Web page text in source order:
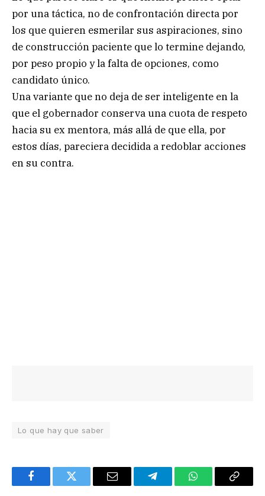
por una táctica, no de confrontación directa por
los que quieren esmerilar sus aspiraciones, sino
de construcción paciente que lo termine dejando,
por peso propio y la falta de opciones, como
candidato único.
Una variante que no deja de ser inteligente en la
que el gobernador conserva una cuota de respeto
hacia su ex mentora, más allá de que ella, por
estos días, pareciera decidida a redoblar acciones
en su contra.
Lo que hay que saber
FacebookTwitter Email TelegramWhatsAppCopy